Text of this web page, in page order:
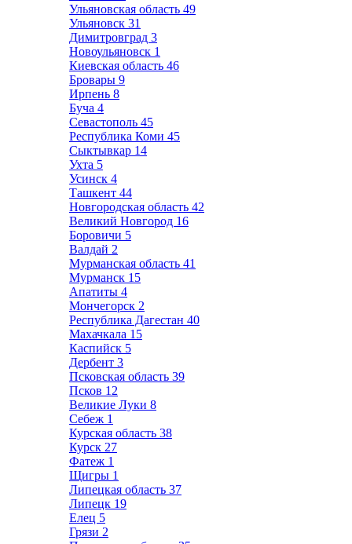
Ульяновская область 49
Ульяновск 31
Димитровград 3
Новоульяновск 1
Киевская область 46
Бровары 9
Ирпень 8
Буча 4
Севастополь 45
Республика Коми 45
Сыктывкар 14
Ухта 5
Усинск 4
Ташкент 44
Новгородская область 42
Великий Новгород 16
Боровичи 5
Валдай 2
Мурманская область 41
Мурманск 15
Апатиты 4
Мончегорск 2
Республика Дагестан 40
Махачкала 15
Каспийск 5
Дербент 3
Псковская область 39
Псков 12
Великие Луки 8
Себеж 1
Курская область 38
Курск 27
Фатеж 1
Щигры 1
Липецкая область 37
Липецк 19
Елец 5
Грязи 2